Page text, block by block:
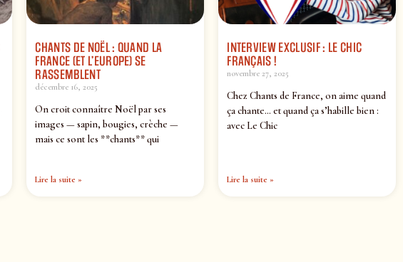
CHANTS DE NOËL : QUAND LA
FRANCE (ET L’EUROPE) SE
RASSEMBLENT
décembre 16, 2025
On croit connaître Noël par ses
images — sapin, bougies, crèche —
mais ce sont les **chants** qui
Lire la suite »
INTERVIEW EXCLUSIF : LE CHIC
FRANÇAIS !
novembre 27, 2025
Chez Chants de France, on aime quand
ça chante… et quand ça s’habille bien :
avec Le Chic
Lire la suite »